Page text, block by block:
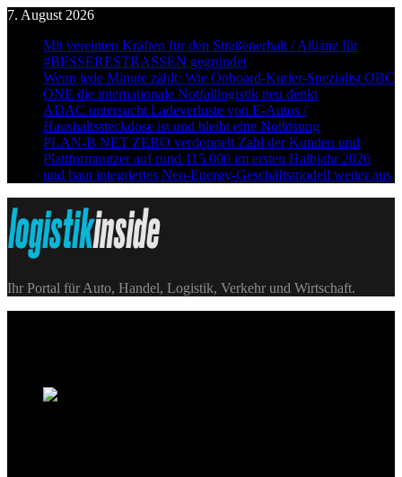
Skip
content
7. August 2026
Mit vereinten Kräften für den Straßenerhalt / Allianz für
#BESSERESTRASSEN gegründet
Wenn jede Minute zählt: Wie Onboard-Kurier-Spezialist OBC
ONE die internationale Notfalllogistik neu denkt
ADAC untersucht Ladeverluste von E-Autos /
Haushaltssteckdose ist und bleibt eine Notlösung
PLAN-B NET ZERO verdoppelt Zahl der Kunden und
Plattformnutzer auf rund 115.000 im ersten Halbjahr 2026
und baut integriertes Neo-Energy-Geschäftsmodell weiter aus
Logistik|Inside
Ihr Portal für Auto, Handel, Logistik, Verkehr und Wirtschaft.